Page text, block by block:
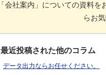
「会社案内」についての資料
らお
最近投稿された他のコラム
データ出力ならお任せください。